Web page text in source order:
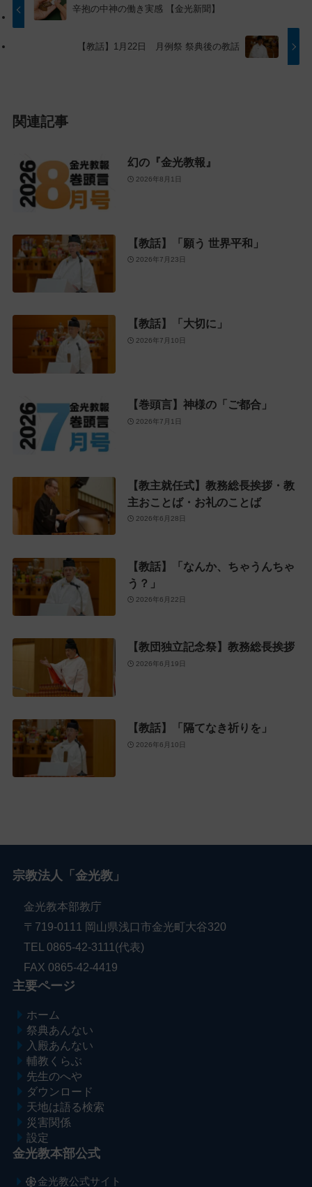
プ
に
す
る
辛抱の中神の働き実感 【金光新聞】
【教話】1月22日 月例祭 祭典後の教話
関連記事
幻の『金光教報』
2026年8月1日
【教話】「願う 世界平和」
2026年7月23日
【教話】「大切に」
2026年7月10日
【巻頭言】神様の「ご都合」
2026年7月1日
【教主就任式】教務総長挨拶・教
主おことば・お礼のことば
2026年6月28日
【教話】「なんか、ちゃうんちゃ
う？」
2026年6月22日
【教団独立記念祭】教務総長挨拶
2026年6月19日
【教話】「隔てなき祈りを」
2026年6月10日
宗教法人「金光教」
金光教本部教庁
〒719-0111 岡山県浅口市金光町大谷320
TEL 0865-42-3111(代表)
FAX 0865-42-4419
主要ページ
ホーム
祭典あんない
入殿あんない
輔教くらぶ
先生のへや
ダウンロード
天地は語る検索
災害関係
設定
金光教本部公式
金光教公式サイト